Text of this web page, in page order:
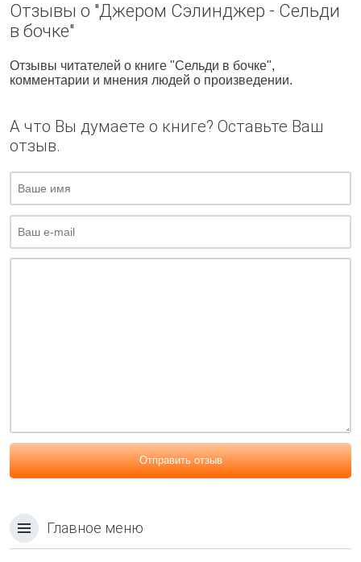
Отзывы о "Джером Сэлинджер - Сельди
в бочке"
Отзывы читателей о книге "Сельди в бочке",
комментарии и мнения людей о произведении.
А что Вы думаете о книге? Оставьте Ваш
отзыв.
Отправить отзыв
Главное меню